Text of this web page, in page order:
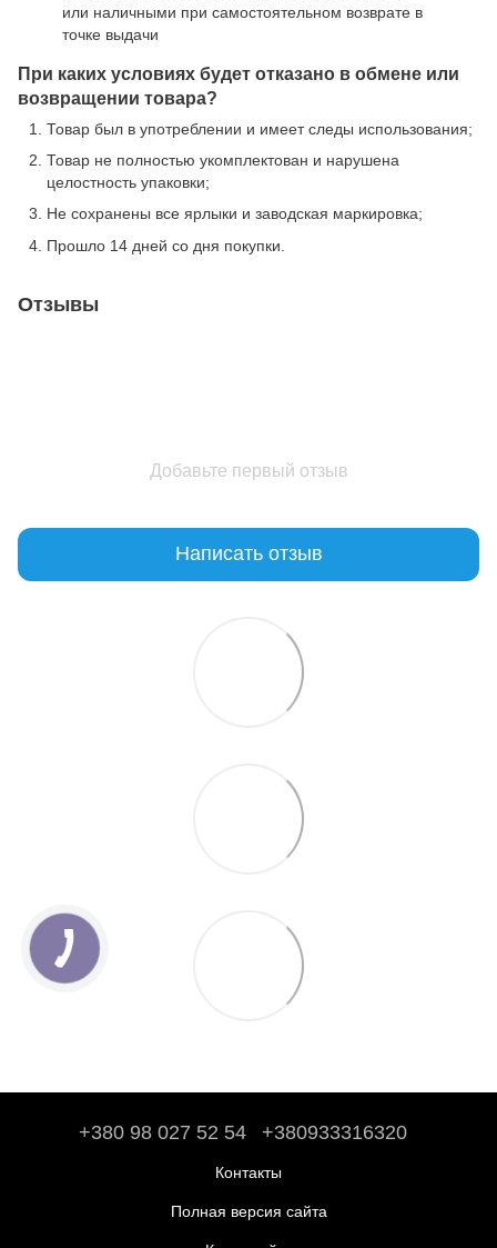
или наличными при самостоятельном возврате в
точке выдачи
При каких условиях будет отказано в обмене или
возвращении товара?
Товар был в употреблении и имеет следы использования;
Товар не полностью укомплектован и нарушена
целостность упаковки;
Не сохранены все ярлыки и заводская маркировка;
Прошло 14 дней со дня покупки.
Отзывы
Добавьте первый отзыв
Написать отзыв
+380 98 027 52 54 +380933316320
Контакты
Полная версия сайта